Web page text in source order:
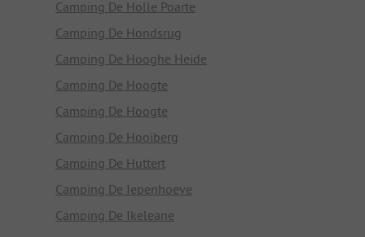
Camping De Holle Poarte
Camping De Hondsrug
Camping De Hooghe Heide
Camping De Hoogte
Camping De Hoogte
Camping De Hooiberg
Camping De Huttert
Camping De Iepenhoeve
Camping De Ikeleane